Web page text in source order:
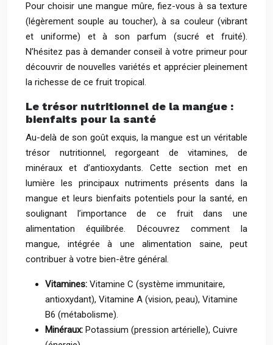
Pour choisir une mangue mûre, fiez-vous à sa texture
(légèrement souple au toucher), à sa couleur (vibrant
et uniforme) et à son parfum (sucré et fruité).
N’hésitez pas à demander conseil à votre primeur pour
découvrir de nouvelles variétés et apprécier pleinement
la richesse de ce fruit tropical.
Le trésor nutritionnel de la mangue :
bienfaits pour la santé
Au-delà de son goût exquis, la mangue est un véritable
trésor nutritionnel, regorgeant de vitamines, de
minéraux et d’antioxydants. Cette section met en
lumière les principaux nutriments présents dans la
mangue et leurs bienfaits potentiels pour la santé, en
soulignant l’importance de ce fruit dans une
alimentation équilibrée. Découvrez comment la
mangue, intégrée à une alimentation saine, peut
contribuer à votre bien-être général.
Vitamines: Vitamine C (système immunitaire,
antioxydant), Vitamine A (vision, peau), Vitamine
B6 (métabolisme).
Minéraux: Potassium (pression artérielle), Cuivre